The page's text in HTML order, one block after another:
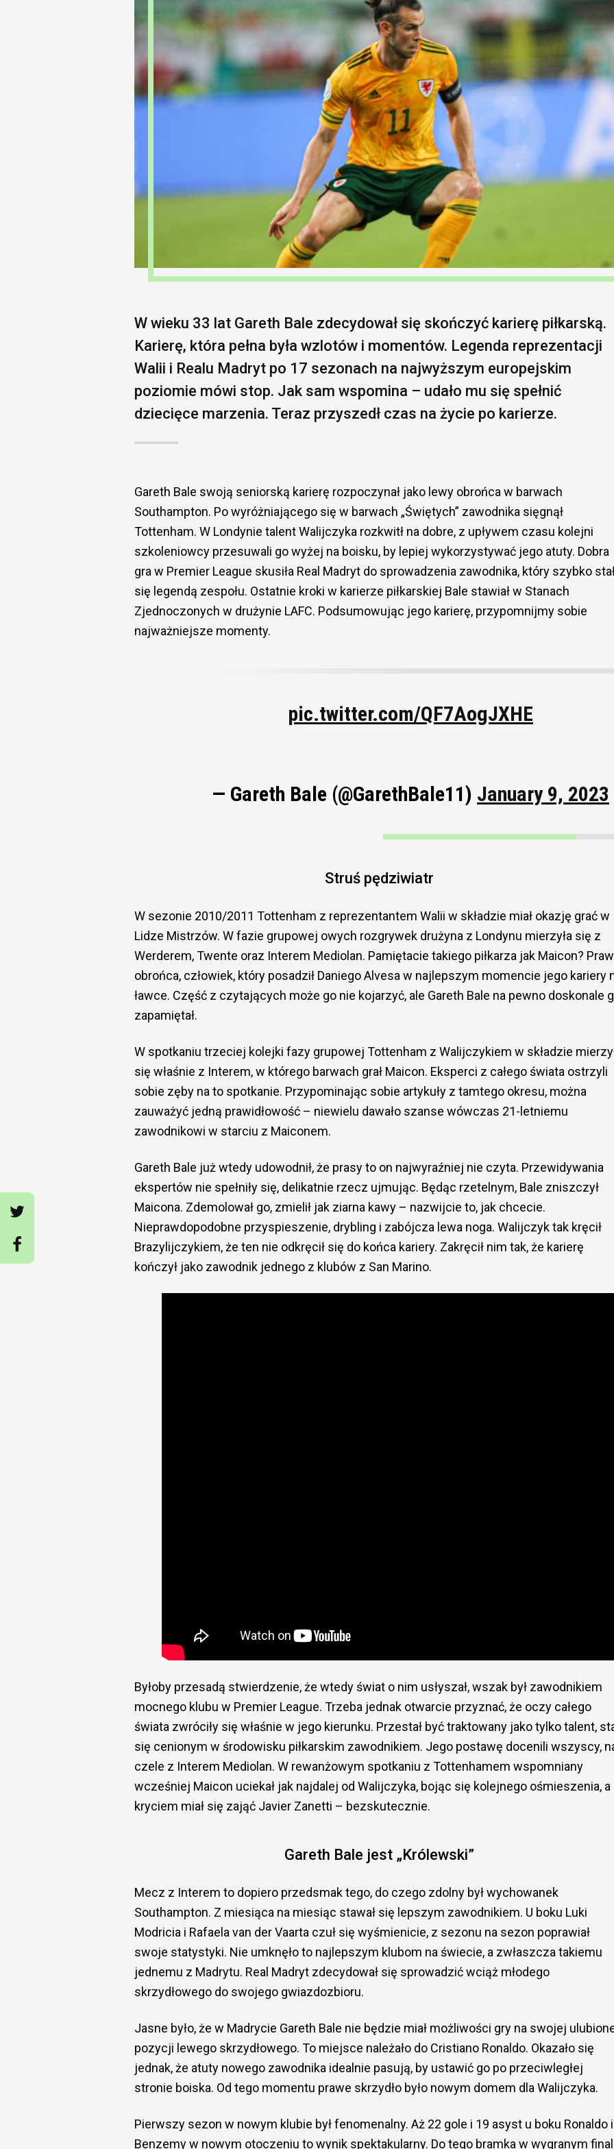
W wieku 33 lat Gareth Bale zdecydował się skończyć karierę piłkarską.
Karierę, która pełna była wzlotów i momentów. Legenda reprezentacji
Walii i Realu Madryt po 17 sezonach na najwyższym europejskim
poziomie mówi stop. Jak sam wspomina – udało mu się spełnić
dziecięce marzenia. Teraz przyszedł czas na życie po karierze.
Gareth Bale swoją seniorską karierę rozpoczynał jako lewy obrońca w barwach
Southampton. Po wyróżniającego się w barwach „Świętych” zawodnika sięgnął
Tottenham. W Londynie talent Walijczyka rozkwitł na dobre, z upływem czasu kolejni
szkoleniowcy przesuwali go wyżej na boisku, by lepiej wykorzystywać jego atuty. Dobra
gra w Premier League skusiła Real Madryt do sprowadzenia zawodnika, który szybko
się legendą zespołu. Ostatnie kroki w karierze piłkarskiej Bale stawiał w Stanach
Zjednoczonych w drużynie LAFC. Podsumowując jego karierę, przypomnijmy sobie
najważniejsze momenty.
pic.twitter.com/QF7AogJXHE
— Gareth Bale (@GarethBale11) January 9, 2023
Struś pędziwiatr
W sezonie 2010/2011 Tottenham z reprezentantem Walii w składzie miał okazję grać w
Lidze Mistrzów. W fazie grupowej owych rozgrywek drużyna z Londynu mierzyła się z
Werderem, Twente oraz Interem Mediolan. Pamiętacie takiego piłkarza jak Maicon?
obrońca, człowiek, który posadził Daniego Alvesa w najlepszym momencie jego kariery
ławce. Część z czytających może go nie kojarzyć, ale Gareth Bale na pewno doskonale
zapamiętał.
W spotkaniu trzeciej kolejki fazy grupowej Tottenham z Walijczykiem w składzie
się właśnie z Interem, w którego barwach grał Maicon. Eksperci z całego świata ostrzyli
sobie zęby na to spotkanie. Przypominając sobie artykuły z tamtego okresu, można
zauważyć jedną prawidłowość – niewielu dawało szanse wówczas 21-letniemu
zawodnikowi w starciu z Maiconem.
Gareth Bale już wtedy udowodnił, że prasy to on najwyraźniej nie czyta. Przewidywania
ekspertów nie spełniły się, delikatnie rzecz ujmując. Będąc rzetelnym, Bale zniszczył
Maicona. Zdemolował go, zmielił jak ziarna kawy – nazwijcie to, jak chcecie.
Nieprawdopodobne przyspieszenie, drybling i zabójcza lewa noga. Walijczyk tak kręcił
Brazylijczykiem, że ten nie odkręcił się do końca kariery. Zakręcił nim tak, że karierę
kończył jako zawodnik jednego z klubów z San Marino.
Byłoby przesadą stwierdzenie, że wtedy świat o nim usłyszał, wszak był zawodnikiem
mocnego klubu w Premier League. Trzeba jednak otwarcie przyznać, że oczy całego
świata zwróciły się właśnie w jego kierunku. Przestał być traktowany jako tylko talent,
się cenionym w środowisku piłkarskim zawodnikiem. Jego postawę docenili wszyscy,
czele z Interem Mediolan. W rewanżowym spotkaniu z Tottenhamem wspomniany
wcześniej Maicon uciekał jak najdalej od Walijczyka, bojąc się kolejnego ośmieszenia, a
kryciem miał się zająć Javier Zanetti – bezskutecznie.
Gareth Bale jest „Królewski”
Mecz z Interem to dopiero przedsmak tego, do czego zdolny był wychowanek
Southampton. Z miesiąca na miesiąc stawał się lepszym zawodnikiem. U boku Luki
Modricia i Rafaela van der Vaarta czuł się wyśmienicie, z sezonu na sezon poprawiał
swoje statystyki. Nie umknęło to najlepszym klubom na świecie, a zwłaszcza takiemu
jednemu z Madrytu. Real Madryt zdecydował się sprowadzić wciąż młodego
skrzydłowego do swojego gwiazdozbioru.
Jasne było, że w Madrycie Gareth Bale nie będzie miał możliwości gry na swojej
pozycji lewego skrzydłowego. To miejsce należało do Cristiano Ronaldo. Okazało się
jednak, że atuty nowego zawodnika idealnie pasują, by ustawić go po przeciwległej
stronie boiska. Od tego momentu prawe skrzydło było nowym domem dla Walijczyka.
Pierwszy sezon w nowym klubie był fenomenalny. Aż 22 gole i 19 asyst u boku Ronaldo i
Benzemy w nowym otoczeniu to wynik spektakularny. Do tego bramka w wygranym